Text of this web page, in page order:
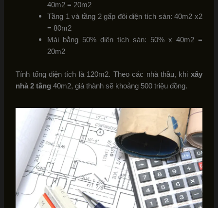
40m2 = 20m2
Tầng 1 và tầng 2 gấp đôi diện tích sàn: 40m2 x2
= 80m2
Mái bằng 50% diện tích sàn: 50% x 40m2 =
20m2
Tính tổng diện tích là 120m2. Theo các nhà thầu, khi xây
nhà 2 tầng 40m2, giá thành sẽ khoảng 500 triệu đồng.